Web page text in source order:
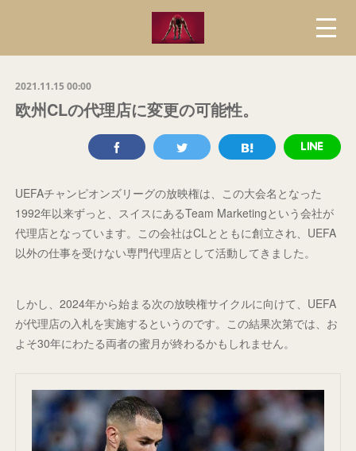
2021.11.15 00:00
欧州CLの代理店に変更の可能性。
UEFAチャンピオンズリーグの放映権は、この大会名となった
1992年以来ずっと、スイスにあるTeam Marketingという会社が
代理店となっています。この会社はCLとともに創立され、UEFA
以外の仕事を受けない専門代理店として活動してきました。
しかし、2024年から始まる次の放映権サイクルに向けて、UEFA
が代理店の入札を実施するというのです。この結果次第では、お
よそ30年にわたる両者の蜜月が終わるかもしれません。